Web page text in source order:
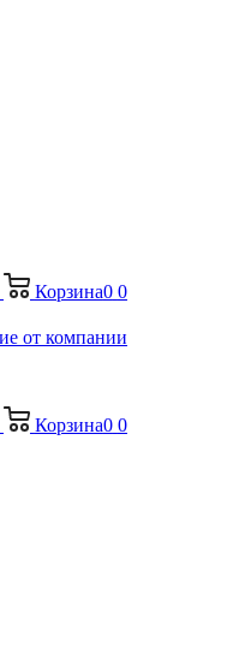
Корзина0 0
Корзина0 0